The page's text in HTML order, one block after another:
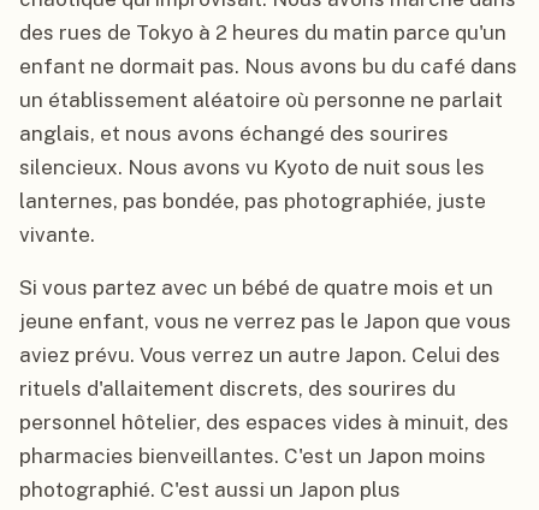
des rues de Tokyo à 2 heures du matin parce qu'un
enfant ne dormait pas. Nous avons bu du café dans
un établissement aléatoire où personne ne parlait
anglais, et nous avons échangé des sourires
silencieux. Nous avons vu Kyoto de nuit sous les
lanternes, pas bondée, pas photographiée, juste
vivante.
Si vous partez avec un bébé de quatre mois et un
jeune enfant, vous ne verrez pas le Japon que vous
aviez prévu. Vous verrez un autre Japon. Celui des
rituels d'allaitement discrets, des sourires du
personnel hôtelier, des espaces vides à minuit, des
pharmacies bienveillantes. C'est un Japon moins
photographié. C'est aussi un Japon plus